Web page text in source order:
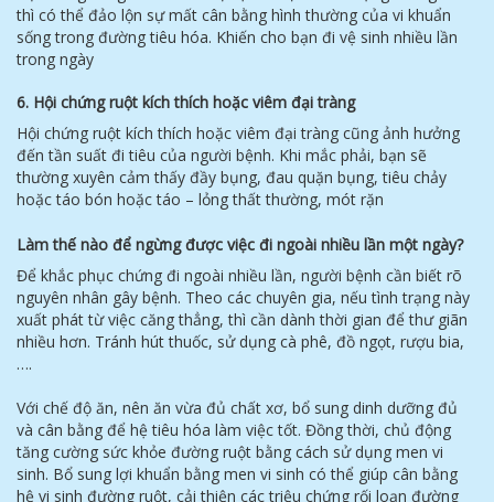
thì có thể đảo lộn sự mất cân bằng hình thường của vi khuẩn
sống trong đường tiêu hóa. Khiến cho bạn đi vệ sinh nhiều lần
trong ngày
6. Hội chứng ruột kích thích hoặc viêm đại tràng
Hội chứng ruột kích thích hoặc viêm đại tràng cũng ảnh hưởng
đến tần suất đi tiêu của người bệnh. Khi mắc phải, bạn sẽ
thường xuyên cảm thấy đầy bụng, đau quặn bụng, tiêu chảy
hoặc táo bón hoặc táo – lỏng thất thường, mót rặn
Làm thế nào để ngừng được việc đi ngoài nhiều lần một ngày?
Để khắc phục chứng đi ngoài nhiều lần, người bệnh cần biết rõ
nguyên nhân gây bệnh. Theo các chuyên gia, nếu tình trạng này
xuất phát từ việc căng thẳng, thì cần dành thời gian để thư giãn
nhiều hơn. Tránh hút thuốc, sử dụng cà phê, đồ ngọt, rượu bia,
….
Với chế độ ăn, nên ăn vừa đủ chất xơ, bổ sung dinh dưỡng đủ
và cân bằng để hệ tiêu hóa làm việc tốt. Đồng thời, chủ động
tăng cường sức khỏe đường ruột bằng cách sử dụng men vi
sinh. Bổ sung lợi khuẩn bằng men vi sinh có thể giúp cân bằng
hệ vi sinh đường ruột, cải thiện các triệu chứng rối loạn đường